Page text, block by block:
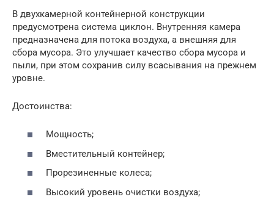
В двухкамерной контейнерной конструкции
предусмотрена система циклон. Внутренняя камера
предназначена для потока воздуха, а внешняя для
сбора мусора. Это улучшает качество сбора мусора и
пыли, при этом сохранив силу всасывания на прежнем
уровне.
Достоинства:
Мощность;
Вместительный контейнер;
Прорезиненные колеса;
Высокий уровень очистки воздуха;